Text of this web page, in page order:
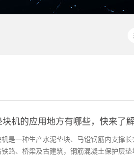
机的应用地方有哪些，快来了
是一种生产水泥垫块、马镫钢筋内支撑
路、桥梁及古建筑，钢筋混凝土保护层